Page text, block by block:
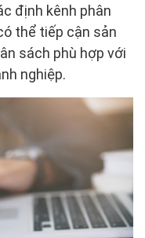
định kênh phân
thể tiếp cận sản
sách phù hợp với
nghiệp.